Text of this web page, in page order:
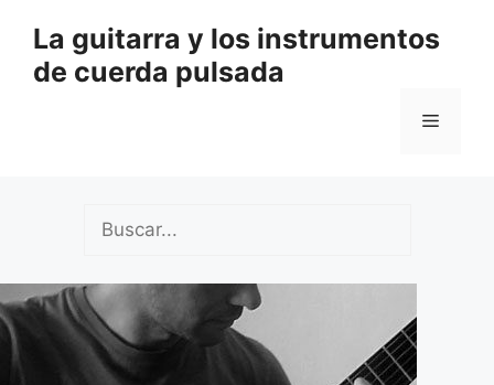
contenido
La guitarra y los instrumentos
de cuerda pulsada
Menú